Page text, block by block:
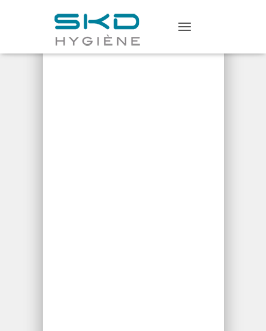
Home/Produit à Usage
Unique/ Gant nitrile tunisie